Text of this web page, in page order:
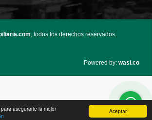
Aceptar
asegurarte la mejor
, todos los derechos reservados.
Powered by: wasi.co